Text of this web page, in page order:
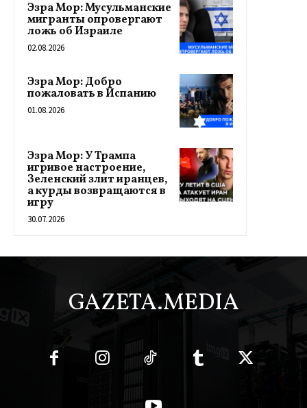
Эзра Мор: Мусульманские
мигранты опровергают
ложь об Израиле
02.08.2026
Эзра Мор: Добро
пожаловать в Испанию
01.08.2026
Эзра Мор: У Трампа
игривое настроение,
Зеленский злит иранцев,
а курды возвращаются в
игру
30.07.2026
GAZETA.MEDIA